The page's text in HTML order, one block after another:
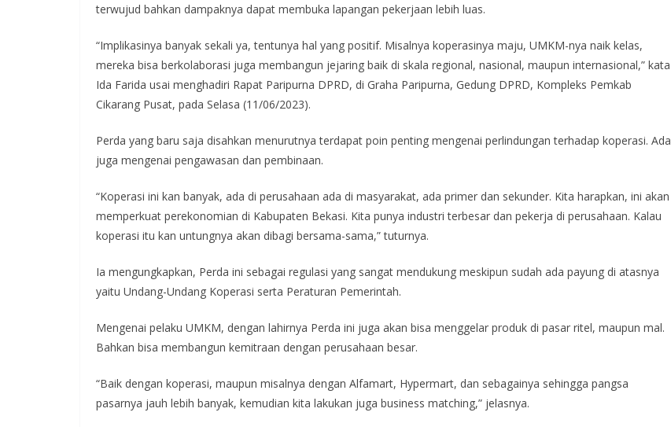
terwujud bahkan dampaknya dapat membuka lapangan pekerjaan lebih luas.
“Implikasinya banyak sekali ya, tentunya hal yang positif. Misalnya koperasinya maju, UMKM-nya naik kelas,
mereka bisa berkolaborasi juga membangun jejaring baik di skala regional, nasional, maupun internasional,” kata
Ida Farida usai menghadiri Rapat Paripurna DPRD, di Graha Paripurna, Gedung DPRD, Kompleks Pemkab
Cikarang Pusat, pada Selasa (11/06/2023).
Perda yang baru saja disahkan menurutnya terdapat poin penting mengenai perlindungan terhadap koperasi. Ada
juga mengenai pengawasan dan pembinaan.
“Koperasi ini kan banyak, ada di perusahaan ada di masyarakat, ada primer dan sekunder. Kita harapkan, ini akan
memperkuat perekonomian di Kabupaten Bekasi. Kita punya industri terbesar dan pekerja di perusahaan. Kalau
koperasi itu kan untungnya akan dibagi bersama-sama,” tuturnya.
Ia mengungkapkan, Perda ini sebagai regulasi yang sangat mendukung meskipun sudah ada payung di atasnya
yaitu Undang-Undang Koperasi serta Peraturan Pemerintah.
Mengenai pelaku UMKM, dengan lahirnya Perda ini juga akan bisa menggelar produk di pasar ritel, maupun mal.
Bahkan bisa membangun kemitraan dengan perusahaan besar.
“Baik dengan koperasi, maupun misalnya dengan Alfamart, Hypermart, dan sebagainya sehingga pangsa
pasarnya jauh lebih banyak, kemudian kita lakukan juga business matching,” jelasnya.